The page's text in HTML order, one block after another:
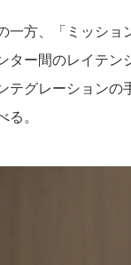
一方、「ミッショ
ター間のレイテン
テグレーション
る。